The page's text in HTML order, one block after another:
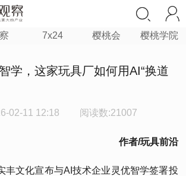
7x24 樱桃会 樱桃学院
学，这家玩具厂如何用AI“换道
02-11 12:18 阅读数:21007
作者/玩具前沿
丰文化宣布与AI技术企业灵优智学签署投